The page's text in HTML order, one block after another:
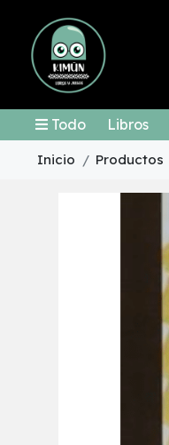
Todo Libros
Inicio Productos